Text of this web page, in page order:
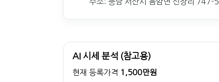
AI 시세 분석 (참고용)
현재 등록가격 1,500만원